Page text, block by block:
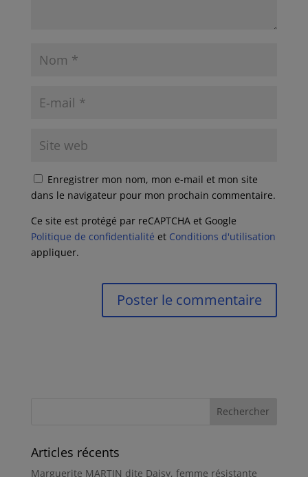
Enregistrer mon nom, mon e-mail et mon site
dans le navigateur pour mon prochain commentaire.
Ce site est protégé par reCAPTCHA et Google
Politique de confidentialité et Conditions d'utilisation
appliquer.
Articles récents
Marguerite MARTIN dite Daisy, femme résistante